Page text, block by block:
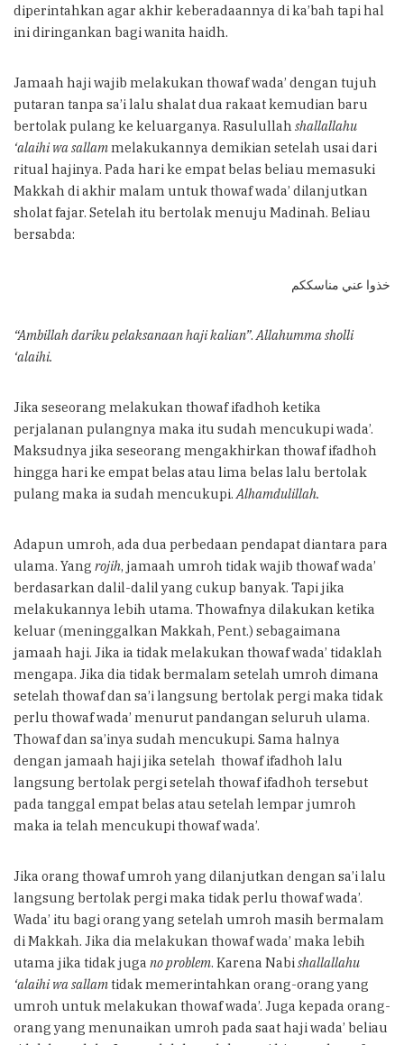
diperintahkan agar akhir keberadaannya di ka’bah tapi hal
ini diringankan bagi wanita haidh.
Jamaah haji wajib melakukan thowaf wada’ dengan tujuh
putaran tanpa sa’i lalu shalat dua rakaat kemudian baru
bertolak pulang ke keluarganya. Rasulullah shallallahu
‘alaihi wa sallammelakukannya demikian setelah usai dari
ritual hajinya. Pada hari ke empat belas beliau memasuki
Makkah di akhir malam untuk thowaf wada’ dilanjutkan
sholat fajar. Setelah itu bertolak menuju Madinah. Beliau
bersabda:
خذوا عني مناسككم
“Ambillah dariku pelaksanaan haji kalian”.Allahumma sholli
‘alaihi.
Jika seseorang melakukan thowaf ifadhoh ketika
perjalanan pulangnya maka itu sudah mencukupi wada’.
Maksudnya jika seseorang mengakhirkan thowaf ifadhoh
hingga hari ke empat belas atau lima belas lalu bertolak
pulang maka ia sudah mencukupi.Alhamdulillah.
Adapun umroh, ada dua perbedaan pendapat diantara para
ulama. Yang rojih, jamaah umroh tidak wajib thowaf wada’
berdasarkan dalil-dalil yang cukup banyak. Tapi jika
melakukannya lebih utama. Thowafnya dilakukan ketika
keluar (meninggalkan Makkah, Pent.) sebagaimana
jamaah haji. Jika ia tidak melakukan thowaf wada’ tidaklah
mengapa. Jika dia tidak bermalam setelah umroh dimana
setelah thowaf dan sa’i langsung bertolak pergi maka tidak
perlu thowaf wada’ menurut pandangan seluruh ulama.
Thowaf dan sa’inya sudah mencukupi. Sama halnya
dengan jamaah haji jika setelah thowaf ifadhoh lalu
langsung bertolak pergi setelah thowaf ifadhoh tersebut
pada tanggal empat belas atau setelah lempar jumroh
maka ia telah mencukupi thowaf wada’.
Jika orang thowaf umroh yang dilanjutkan dengan sa’i lalu
langsung bertolak pergi maka tidak perlu thowaf wada’.
Wada’ itu bagi orang yang setelah umroh masih bermalam
di Makkah. Jika dia melakukan thowaf wada’ maka lebih
utama jika tidak juga no problem. Karena Nabishallallahu
‘alaihi wa sallamtidak memerintahkan orang-orang yang
umroh untuk melakukan thowaf wada’. Juga kepada orang-
orang yang menunaikan umroh pada saat haji wada’ beliau